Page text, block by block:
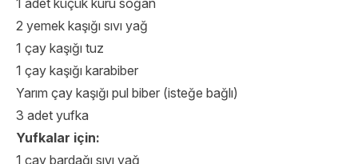
1 adet küçük kuru soğan
2 yemek kaşığı sıvı yağ
1 çay kaşığı tuz
1 çay kaşığı karabiber
Yarım çay kaşığı pul biber (isteğe bağlı)
3 adet yufka
Yufkalar için:
1 çay bardağı sıvı yağ